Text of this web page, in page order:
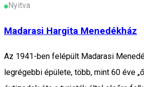
Nyitva
Madarasi Hargita Menedékház
Az 1941-ben felépült Madarasi
legrégebbi épülete, több, mint 60 éve